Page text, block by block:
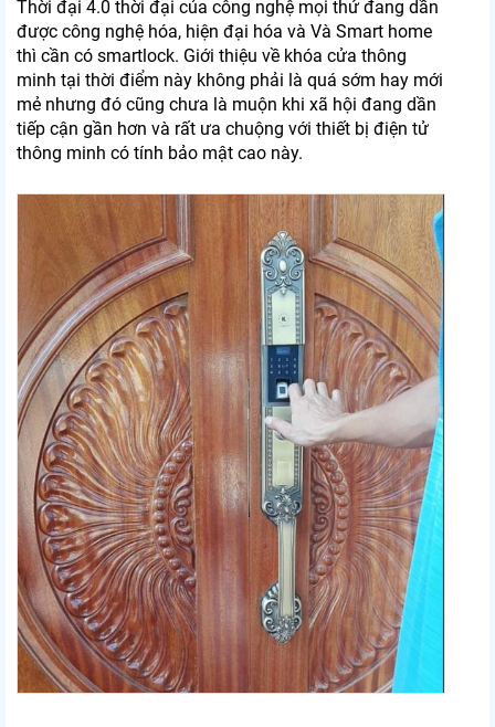
Thời đại 4.0 thời đại của công nghệ mọi thứ đang dần
được công nghệ hóa, hiện đại hóa và Và Smart home
thì cần có smartlock. Giới thiệu về khóa cửa thông
minh tại thời điểm này không phải là quá sớm hay mới
mẻ nhưng đó cũng chưa là muộn khi xã hội đang dần
tiếp cận gần hơn và rất ưa chuộng với thiết bị điện tử
thông minh có tính bảo mật cao này.